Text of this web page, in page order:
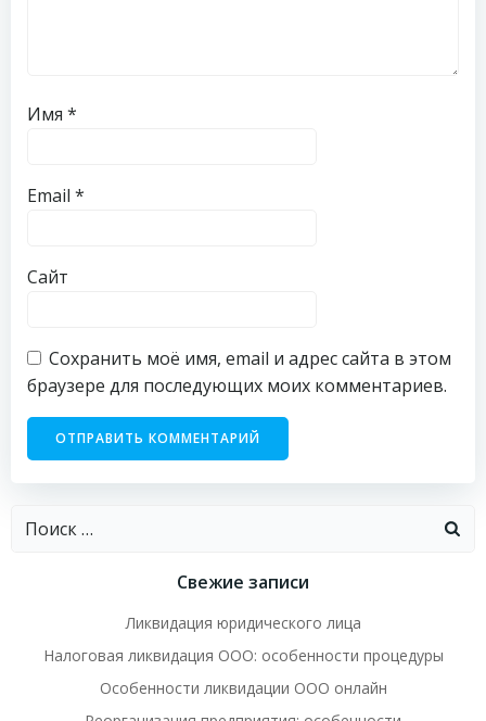
Имя *
Email *
Сайт
Сохранить моё имя, email и адрес сайта в этом
браузере для последующих моих комментариев.
Найти:
Свежие записи
Ликвидация юридического лица
Налоговая ликвидация ООО: особенности процедуры
Особенности ликвидации ООО онлайн